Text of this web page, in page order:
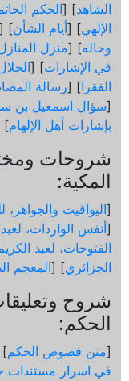
الشاهد] [الحكم
الإلهي] [أيام الشأن] [
وحاله] [منزل
في الإشارات] [
الفقرا] [رسالة
[سؤال اسمعيل بن
بإشارات أهل الإلهام]
شروحات
المكية:
[اليواقيت والجواهر،
[أنفس الواردات،
الفتوحات، لعبد
الجزائري] [المعجم
شروح
الحكم:
[متن فصوص الحكم[
في اسرار